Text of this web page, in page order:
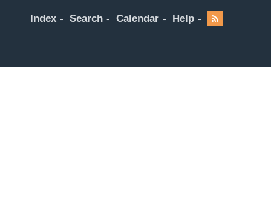
Index Search Calendar Help